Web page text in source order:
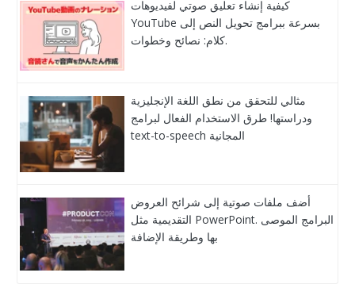
كيفية إنشاء تعليق صوتي لفيديوهات
YouTube بسرعة ببرامج تحويل النص إلى
كلام: نصائح وخطوات.
مثالي للتحقق من نطق اللغة الإنجليزية
ودراستها! طرق الاستخدام الفعال لبرامج
text-to-speech المجانية
أضف ملفات صوتية إلى شرائح العروض
التقديمية مثل PowerPoint. البرامج الموصى
بها وطريقة الإضافة